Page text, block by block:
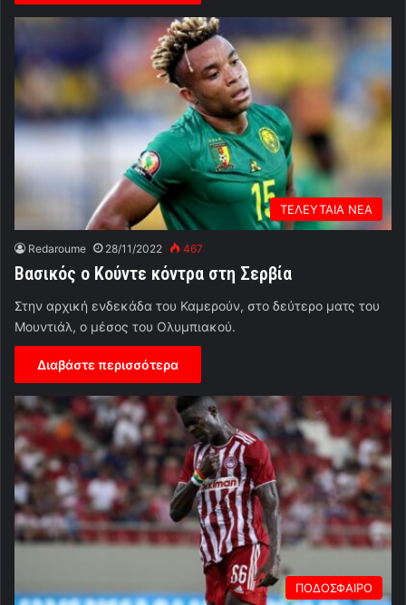
ΤΕΛΕΥΤΑΙΑ ΝΕΑ
Redaroume 28/11/2022 467
Βασικός ο Κούντε κόντρα στη Σερβία
Στην αρχική ενδεκάδα του Καμερούν, στο δεύτερο ματς του
Μουντιάλ, ο μέσος του Ολυμπιακού.
Διαβάστε περισσότερα
ΠΟΔΟΣΦΑΙΡΟ